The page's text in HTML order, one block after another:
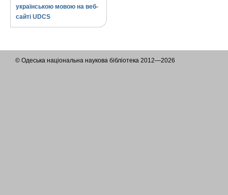
українською мовою на веб-
сайті UDCS
© Одеська національна наукова бібліотека 2012—2026